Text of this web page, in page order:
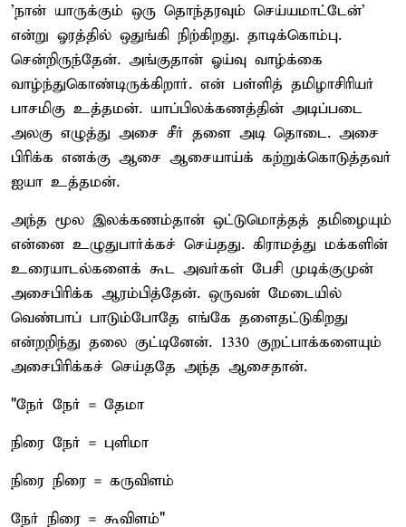
'நான் யாருக்கும் ஒரு தொந்தரவும் செய்யமாட்டேன்'
என்று ஓரத்தில் ஒதுங்கி நிற்கிறது. தாடிக்கொம்பு.
சென்றிருந்தேன். அங்குதான் ஓய்வு வாழ்க்கை
வாழ்ந்துகொண்டிருக்கிறார். என் பள்ளித் தமிழாசிரியர்
பாசமிகு உத்தமன். யாப்பிலக்கணத்தின் அடிப்படை
அலகு எழுத்து அசை சீர் தளை அடி தொடை. அசை
பிரிக்க எனக்கு ஆசை ஆசையாய்க் கற்றுக்கொடுத்தவர்
ஐயா உத்தமன்.
அந்த மூல இலக்கணம்தான் ஒட்டுமொத்தத் தமிழையும்
என்னை உழுதுபார்க்கச் செய்தது. கிராமத்து மக்களின்
உரையாடல்களைக் கூட அவர்கள் பேசி முடிக்குமுன்
அசைபிரிக்க ஆரம்பித்தேன். ஒருவன் மேடையில்
வெண்பாப் பாடும்போதே எங்கே தளைதட்டுகிறது
என்றறிந்து தலை குட்டினேன். 1330 குறட்பாக்களையும்
அசைபிரிக்கச் செய்ததே அந்த ஆசைதான்.
"நேர் நேர் = தேமா
நிரை நேர் = புளிமா
நிரை நிரை = கருவிளம்
நேர் நிரை = கூவிளம்"